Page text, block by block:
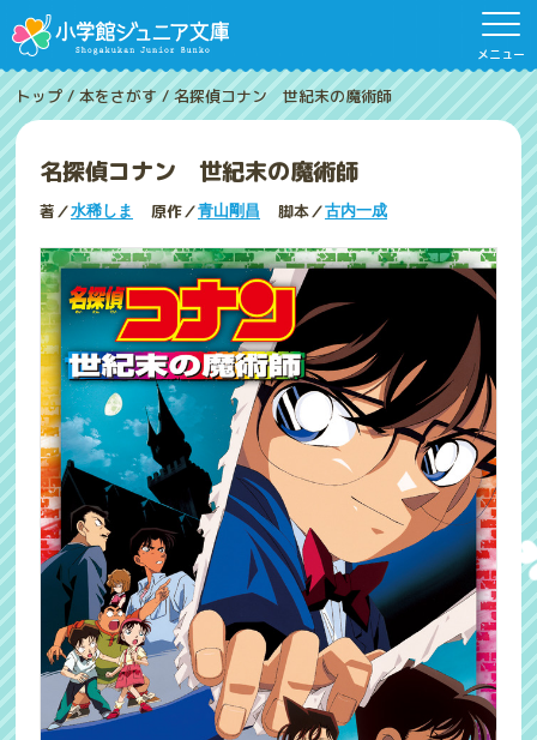
メニュー
トップ /本をさがす /名探偵コナン 世紀末の魔術師
名探偵コナン 世紀末の魔術師
著／水稀しま 原作／青山剛昌 脚本／古内一成